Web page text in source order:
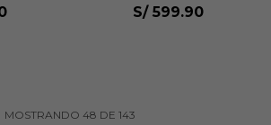
S/ 599.90
MOSTRANDO 48 DE 143